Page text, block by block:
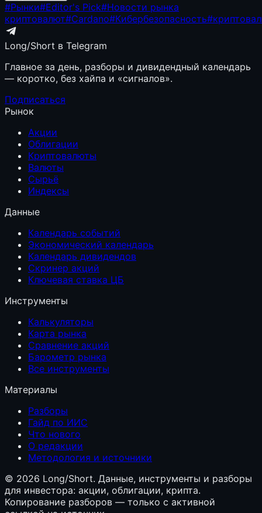
#Рынки#Editor's Pick#Новости рынка
криптовалют#Cardano#Кибербезопасность#
Long/Short в Telegram
Главное за день, разборы и дивидендный календарь
— коротко, без хайпа и «сигналов».
Подписаться
Рынок
Акции
Облигации
Криптовалюты
Валюты
Сырьё
Индексы
Данные
Календарь событий
Экономический календарь
Календарь дивидендов
Скринер акций
Ключевая ставка ЦБ
Инструменты
Калькуляторы
Карта рынка
Сравнение акций
Барометр рынка
Все инструменты
Материалы
Разборы
Гайд по ИИС
Что нового
О редакции
Методология и источники
© 2026 Long/Short. Данные, инструменты и разборы
для инвестора: акции, облигации, крипта.
Копирование разборов — только с активной